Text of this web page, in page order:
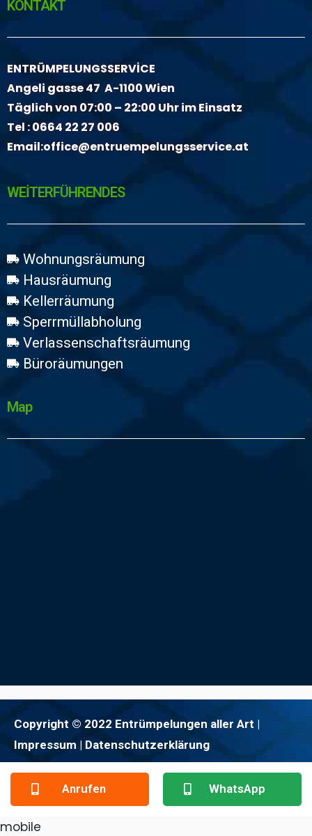
KONTAKT
ENTRÜMPELUNGSSERVİCE
Angeli gasse 47 A-1100 Wien
Täglich von 07:00 – 22:00 Uhr im Einsatz
Tel :0664 22 27 006
Email:office@entruempelungsservice.at
WEİTERFÜHRENDES
Wohnungsräumung
Hausräumung
Kellerräumung
Sperrmüllabholung
Verlassenschaftsräumung
Büroräumungen
Map
Copyright © 2022 Entrümpelungen aller Art |
Impressum | Datenschutzerklärung
Anrufen WhatsApp